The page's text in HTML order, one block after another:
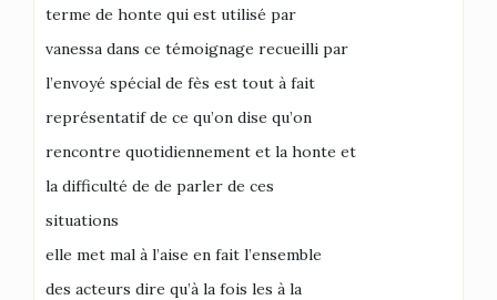
terme de honte qui est utilisé par
vanessa dans ce témoignage recueilli par
l’envoyé spécial de fès est tout à fait
représentatif de ce qu’on dise qu’on
rencontre quotidiennement et la honte et
la difficulté de de parler de ces
situations
elle met mal à l’aise en fait l’ensemble
des acteurs dire qu’à la fois les à la